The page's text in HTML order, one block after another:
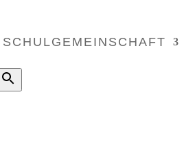
SCHULGEMEINSCHAFT